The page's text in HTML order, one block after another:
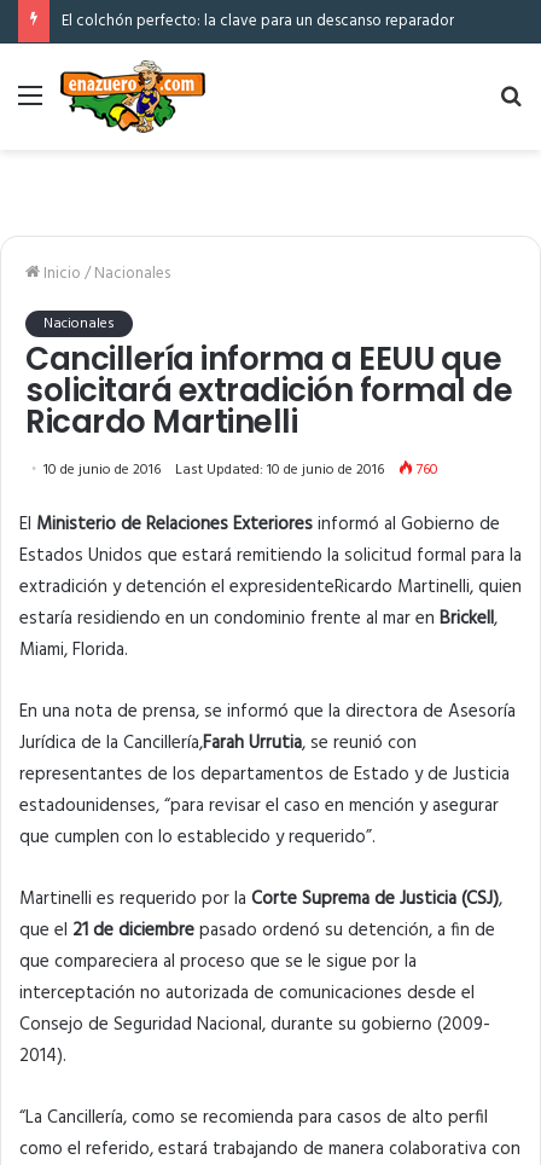
El colchón perfecto: la clave para un descanso reparador
Menú
Inicio/Nacionales
Nacionales
Cancillería informa a EEUU que
solicitará extradición formal de
Ricardo Martinelli
10 de junio de 2016 Last Updated: 10 de junio de 2016 760
El Ministerio de Relaciones Exterioresinformó al Gobierno de
Estados Unidos que estará remitiendo la solicitud formal para la
extradición y detención el expresidenteRicardo Martinelli, quien
estaría residiendo en un condominio frente al mar en Brickell,
Miami, Florida.
En una nota de prensa, se informó que la directora de Asesoría
Jurídica de la Cancillería,Farah Urrutia, se reunió con
representantes de los departamentos de Estado y de Justicia
estadounidenses, “para revisar el caso en mención y asegurar
que cumplen con lo establecido y requerido”.
Martinelli es requerido por la Corte Suprema de Justicia (CSJ),
que el 21 de diciembrepasado ordenó su detención, a fin de
que compareciera al proceso que se le sigue por la
interceptación no autorizada de comunicaciones desde el
Consejo de Seguridad Nacional, durante su gobierno (2009-
2014).
“La Cancillería, como se recomienda para casos de alto perfil
como el referido, estará trabajando de manera colaborativa con